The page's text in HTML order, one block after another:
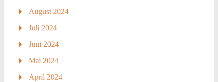
August 2024
Juli 2024
Juni 2024
Mai 2024
April 2024